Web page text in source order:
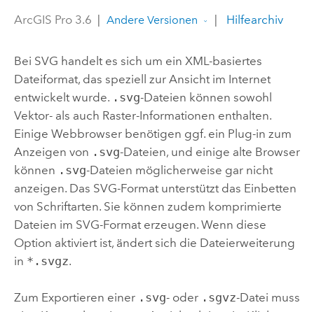
ArcGIS Pro 3.6 Andere Versionen Hilfearchiv
Bei SVG handelt es sich um ein XML-basiertes
Dateiformat, das speziell zur Ansicht im Internet
entwickelt wurde. .svg-Dateien können sowohl
Vektor- als auch Raster-Informationen enthalten.
Einige Webbrowser benötigen ggf. ein Plug-in zum
Anzeigen von .svg-Dateien, und einige alte Browser
können .svg-Dateien möglicherweise gar nicht
anzeigen. Das SVG-Format unterstützt das Einbetten
von Schriftarten. Sie können zudem komprimierte
Dateien im SVG-Format erzeugen. Wenn diese
Option aktiviert ist, ändert sich die Dateierweiterung
in *.svgz.
Zum Exportieren einer .svg- oder .sgvz-Datei muss